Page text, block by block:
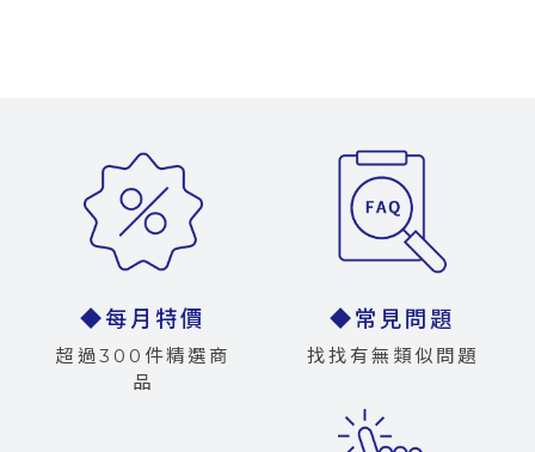
◆每月特價
超過300件精選商
品
◆常見問題
找找有無類似問題